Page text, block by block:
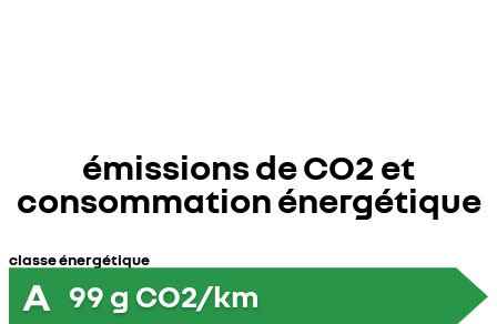
émissions de CO2 et
consommation énergétique
classe énergétique
A 99 g CO2/km